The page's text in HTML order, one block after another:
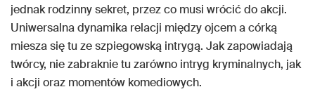
jednak rodzinny sekret, przez co musi wrócić do akcji.
Uniwersalna dynamika relacji między ojcem a córką
miesza się tu ze szpiegowską intrygą. Jak zapowiadają
twórcy, nie zabraknie tu zarówno intryg kryminalnych, jak
i akcji oraz momentów komediowych.